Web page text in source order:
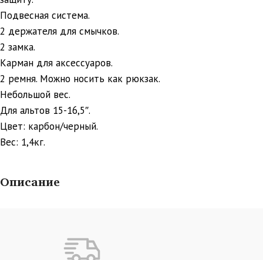
Подвесная система.
2 держателя для смычков.
2 замка.
Карман для аксессуаров.
2 ремня. Можно носить как рюкзак.
Небольшой вес.
Для альтов 15-16,5″.
Цвет: карбон/черный.
Вес: 1,4кг.
Описание